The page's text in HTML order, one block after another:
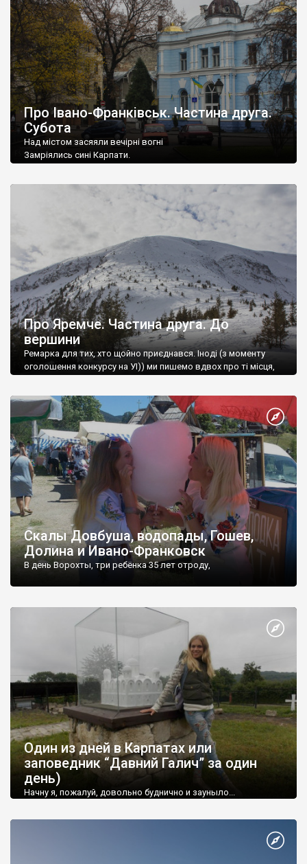
Про Івано-Франківськ. Частина друга.
Субота
Над містом засяяли вечірні вогні
Замріялись сині Карпати.
Про Яремче. Частина друга. До
вершини
Ремарка для тих, хто щойно приєднався. Іноді (з моменту
оголошення конкурсу на УІ)) ми пишемо вдвох про ті місця,
Скалы Довбуша, водопады, Гошев,
Долина и Ивано-Франковск
В день Ворохты, три ребёнка 35 лет отроду,
Один из дней в Карпатах или
заповедник “Давний Галич” за один
день)
Начну я, пожалуй, довольно буднично и зауныло...